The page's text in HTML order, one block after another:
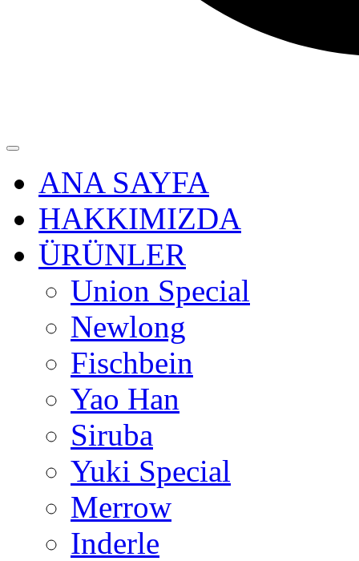
ANA SAYFA
HAKKIMIZDA
ÜRÜNLER
Union Special
Newlong
Fischbein
Yao Han
Siruba
Yuki Special
Merrow
Inderle